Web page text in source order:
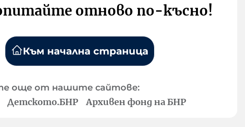
отново по-късно!
Към начална страница
още от нашите сайтове:
Детското.БНР Архивен фонд на БНР